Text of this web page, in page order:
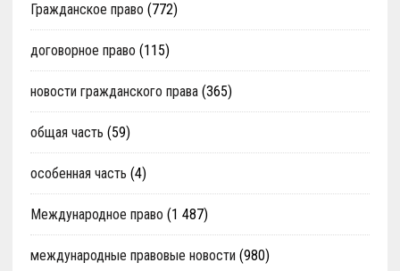
Гражданское право (772)
договорное право (115)
новости гражданского права(365)
общая часть (59)
особенная часть (4)
Международное право (1 487)
международные правовые новости (980)